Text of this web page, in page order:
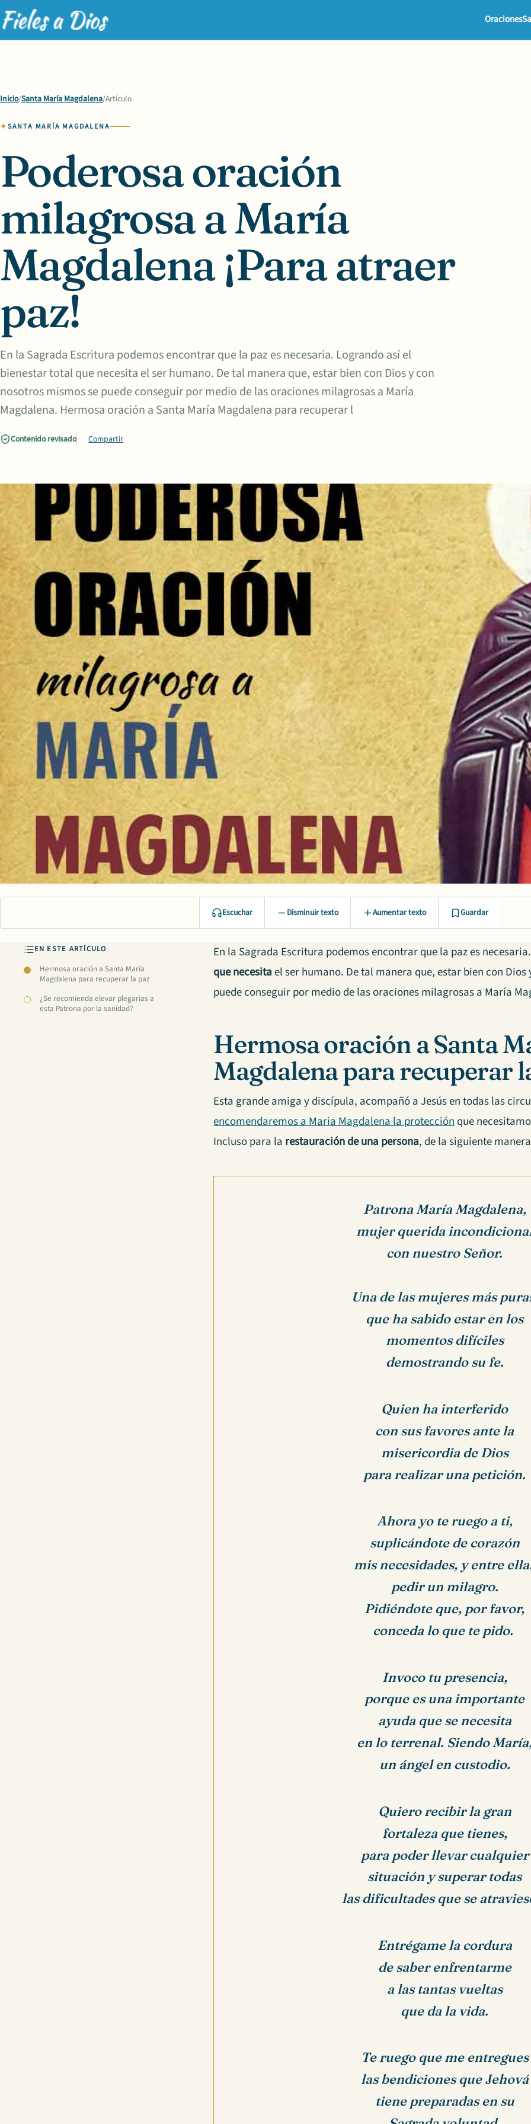
Oraciones
Inicio/Santa María Magdalena/Artículo
SANTA MARÍA MAGDALENA
Poderosa oración
milagrosa a María
Magdalena ¡Para atraer
paz!
En la Sagrada Escritura podemos encontrar que la paz es necesaria. Logrando así el
bienestar total que necesita el ser humano. De tal manera que, estar bien con Dios y con
nosotros mismos se puede conseguir por medio de las oraciones milagrosas a María
Magdalena. Hermosa oración a Santa María Magdalena para recuperar l
Contenido revisado Compartir
Escuchar Disminuir texto Aumentar texto Guardar
EN ESTE ARTÍCULO
Hermosa oración a Santa María
Magdalena para recuperar la paz
¿Se recomienda elevar plegarias a
esta Patrona por la sanidad?
En la Sagrada Escritura podemos encontrar que la paz es
que necesitael ser humano. De tal manera que, estar bien con
puede conseguir por medio de las oraciones milagrosas a María
Hermosa oración a Santa
Magdalena para recuperar
Esta grande amiga y discípula, acompañó a Jesús en todas las
encomendaremos a Maria Magdalena la protecciónque
Incluso para la restauración de una persona, de la siguiente
Patrona María Magdalena,
mujer querida
con nuestro Señor.
Una de las mujeres más
que ha sabido estar en los
momentos difíciles
demostrando su fe.
Quien ha interferido
con sus favores ante la
misericordia de Dios
para realizar una petición.
Ahora yo te ruego a ti,
suplicándote de corazón
mis necesidades, y entre
pedir un milagro.
Pidiéndote que, por favor,
conceda lo que te pido.
Invoco tu presencia,
porque es una importante
ayuda que se necesita
en lo terrenal. Siendo
un ángel en custodio.
Quiero recibir la gran
fortaleza que tienes,
para poder llevar cualquier
situación y superar todas
las dificultades que se
Entrégame la cordura
de saber enfrentarme
a las tantas vueltas
que da la vida.
Te ruego que me entregues
las bendiciones que Jehová
tiene preparadas en su